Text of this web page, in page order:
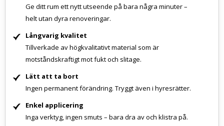
Ge ditt rum ett nytt utseende på bara några minuter –
helt utan dyra renoveringar.
Långvarig kvalitet
Tillverkade av högkvalitativt material som är
motståndskraftigt mot fukt och slitage.
Lätt att ta bort
Ingen permanent förändring. Tryggt även i hyresrätter.
Enkel applicering
Inga verktyg, ingen smuts – bara dra av och klistra på.